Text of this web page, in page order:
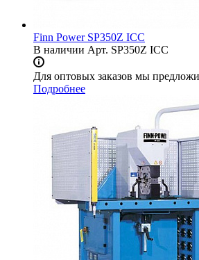
Finn Power SP350Z ICC
В наличии Арт. SP350Z ICC
Для оптовых заказов мы
Подробнее